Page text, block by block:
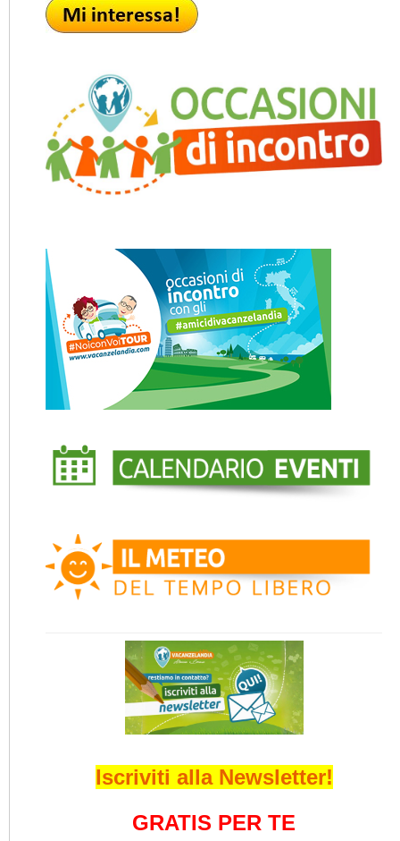
Iscriviti alla Newsletter!
GRATIS PER TE